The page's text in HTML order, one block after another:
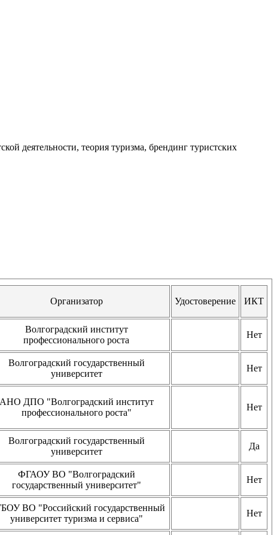
деятельности, теория туризма, брендинг туристских
Организатор Удостоверение ИКТ
Волгоградский институт
профессионального роста
Нет
Волгоградский государственный
университет
Нет
АНО ДПО "Волгоградский институт
профессионального роста"
Нет
Волгоградский государственный
университет
Да
ФГАОУ ВО "Волгоградский
государственный университет"
Нет
ВО "Российский государственный
университет туризма и сервиса"
Нет